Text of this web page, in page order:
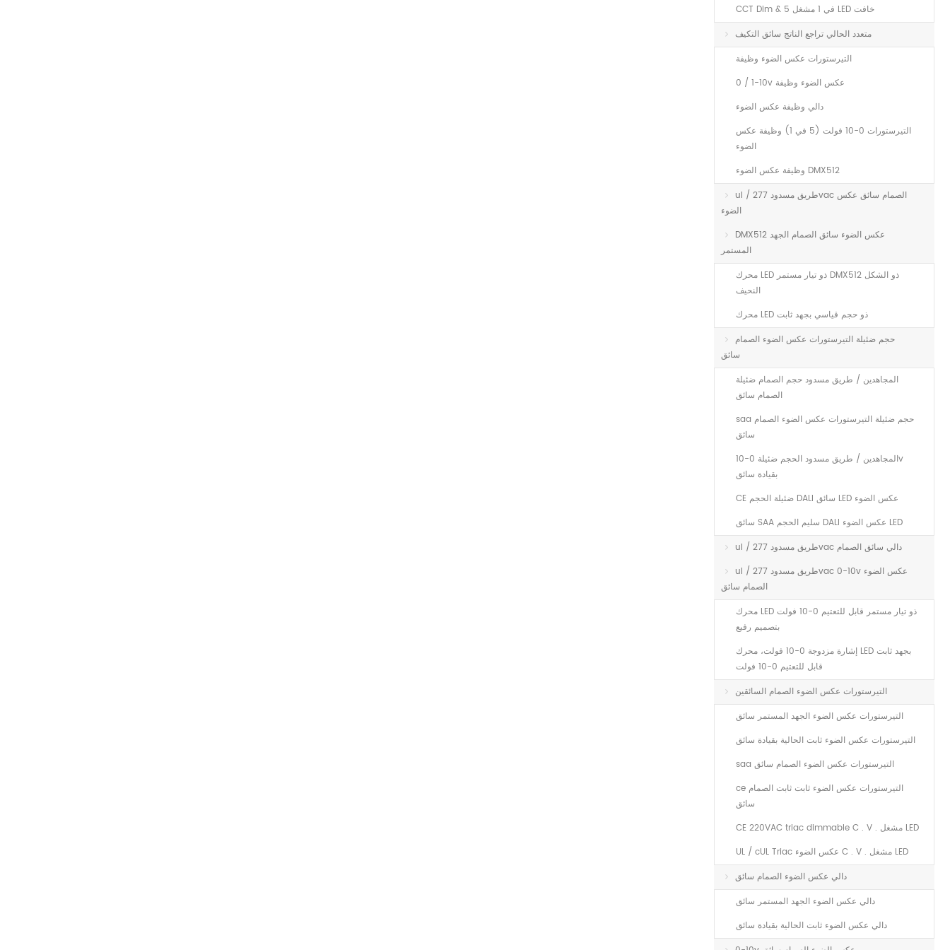
CCT Dim & 5 في 1 مشغل LED خافت
متعدد الحالي تراجع الناتج سائق التكيف
التيرستورات عكس الضوء وظيفة
0 / 1-10v عكس الضوء وظيفة
دالي وظيفة عكس الضوء
التيرستورات 0-10 فولت (5 في 1) وظيفة عكس
الضوء
وظيفة عكس الضوء DMX512
ul / طريق مسدود 277vac الصمام سائق عكس
الضوء
DMX512 عكس الضوء سائق الصمام الجهد
المستمر
محرك LED ذو تيار مستمر DMX512 ذو الشكل
النحيف
محرك LED ذو حجم قياسي بجهد ثابت
حجم ضئيلة التيرستورات عكس الضوء الصمام
سائق
المجاهدين / طريق مسدود حجم الصمام ضئيلة
الصمام سائق
saa حجم ضئيلة التيرستورات عكس الضوء الصمام
سائق
المجاهدين / طريق مسدود الحجم ضئيلة 0-10v
بقيادة سائق
CE ضئيلة الحجم DALI سائق LED عكس الضوء
سائق SAA سليم الحجم DALI عكس الضوء LED
ul / طريق مسدود 277vac دالي سائق الصمام
ul / طريق مسدود 277vac 0-10v عكس الضوء
الصمام سائق
محرك LED ذو تيار مستمر قابل للتعتيم 0-10 فولت
بتصميم رفيع
إشارة مزدوجة 0-10 فولت، محرك LED بجهد ثابت
قابل للتعتيم 0-10 فولت
التيرستورات عكس الضوء الصمام السائقين
التيرستورات عكس الضوء الجهد المستمر سائق
التيرستورات عكس الضوء ثابت الحالية بقيادة سائق
saa التيرستورات عكس الضوء الصمام سائق
ce التيرستورات عكس الضوء ثابت ثابت الصمام
سائق
CE 220VAC triac dimmable C . V . مشغل LED
UL / cUL Triac عكس الضوء C . V . مشغل LED
دالي عكس الضوء الصمام سائق
دالي عكس الضوء الجهد المستمر سائق
دالي عكس الضوء ثابت الحالية بقيادة سائق